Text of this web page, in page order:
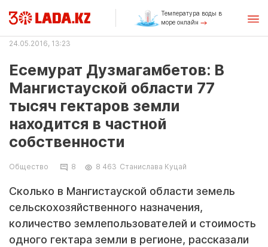
Температура воды в
море онлайн
24.05.2016, 13:23
Есемурат Дузмагамбетов: В
Мангистауской области 77
тысяч гектаров земли
находится в частной
собственности
Общество 8 8 463 Станислава Куцай
Сколько в Мангистауской области земель
сельскохозяйственного назначения,
количество землепользователей и стоимость
одного гектара земли в регионе, рассказали